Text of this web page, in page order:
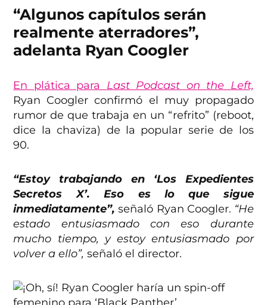
“Algunos capítulos serán
realmente aterradores”,
adelanta Ryan Coogler
En plática para Last Podcast on the Left,
Ryan Coogler confirmó el muy propagado
rumor de que trabaja en un “refrito” (reboot,
dice la chaviza) de la popular serie de los
90.
“Estoy trabajando en ‘Los Expedientes
Secretos X’. Eso es lo que sigue
inmediatamente”,señaló Ryan Coogler. “He
estado entusiasmado con eso durante
mucho tiempo, y estoy entusiasmado por
volver a ello”, señaló el director.